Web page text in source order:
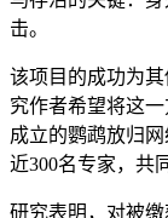
击。
该项目的成功为
究作者希望将这
成立的鹦鹉放归网
近300名专家，共
研究表明，对被